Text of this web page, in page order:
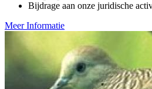
Bijdrage aan onze juridische
Meer Informatie